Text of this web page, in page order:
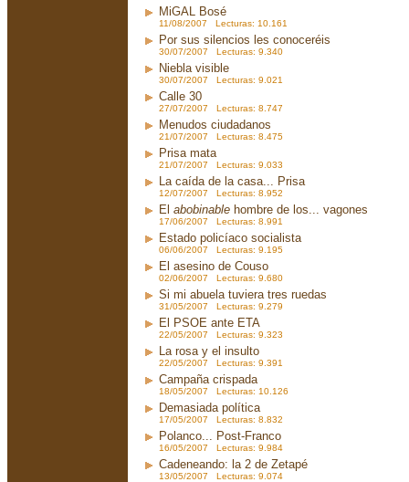
MiGAL Bosé
11/08/2007 Lecturas: 10.161
Por sus silencios les conoceréis
30/07/2007 Lecturas: 9.340
Niebla visible
30/07/2007 Lecturas: 9.021
Calle 30
27/07/2007 Lecturas: 8.747
Menudos ciudadanos
21/07/2007 Lecturas: 8.475
Prisa mata
21/07/2007 Lecturas: 9.033
La caída de la casa... Prisa
12/07/2007 Lecturas: 8.952
El abobinable hombre de los... vagones
17/06/2007 Lecturas: 8.991
Estado policíaco socialista
06/06/2007 Lecturas: 9.195
El asesino de Couso
02/06/2007 Lecturas: 9.680
Si mi abuela tuviera tres ruedas
31/05/2007 Lecturas: 9.279
El PSOE ante ETA
22/05/2007 Lecturas: 9.323
La rosa y el insulto
22/05/2007 Lecturas: 9.391
Campaña crispada
18/05/2007 Lecturas: 10.126
Demasiada política
17/05/2007 Lecturas: 8.832
Polanco... Post-Franco
16/05/2007 Lecturas: 9.984
Cadeneando: la 2 de Zetapé
13/05/2007 Lecturas: 9.074